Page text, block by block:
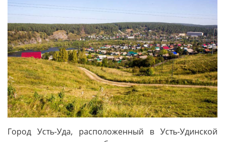
Город Усть-Уда, расположенный в Усть-Удинской